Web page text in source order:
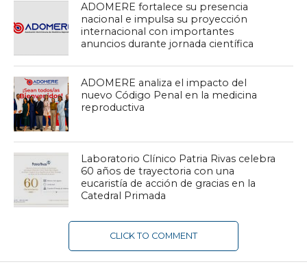
ADOMERE fortalece su presencia
nacional e impulsa su proyección
internacional con importantes
anuncios durante jornada científica
ADOMERE analiza el impacto del
nuevo Código Penal en la medicina
reproductiva
Laboratorio Clínico Patria Rivas celebra
60 años de trayectoria con una
eucaristía de acción de gracias en la
Catedral Primada
CLICK TO COMMENT